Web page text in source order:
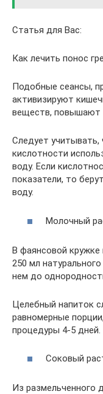
Статья для Вас:
Как лечить понос
Подобные сеансы,
активизируют
веществ, повышают
Следует
кислотности
воду. Если
показатели, то
воду.
Молочный
В фаянсовой кружке
250 мл
нем до
Целебный напиток
равномерные
процедуры 4-5 дней.
Соковый
Из размельченного